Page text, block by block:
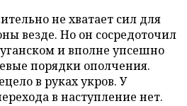
не хватает сил для
везде. Но он сосредоточил
и вполне упсешно
порядки ополчения.
в руках укров. У
в наступление нет.